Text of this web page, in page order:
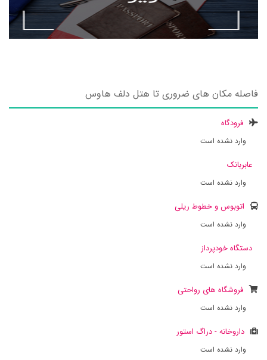
فاصله مکان های ضروری تا هتل دلف هاوس
فرودگاه
وارد نشده است
عابربانک
وارد نشده است
اتوبوس و خطوط ریلی
وارد نشده است
دستگاه خودپرداز
وارد نشده است
فروشگاه های رواحتی
وارد نشده است
داروخانه - دراگ استور
وارد نشده است